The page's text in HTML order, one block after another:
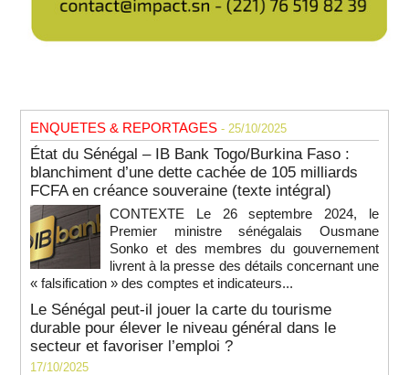
ENQUETES & REPORTAGES - 25/10/2025
État du Sénégal – IB Bank Togo/Burkina Faso :
blanchiment d’une dette cachée de 105 milliards
FCFA en créance souveraine (texte intégral)
CONTEXTE Le 26 septembre 2024, le
Premier ministre sénégalais Ousmane
Sonko et des membres du gouvernement
livrent à la presse des détails concernant une
« falsification » des comptes et indicateurs...
Le Sénégal peut-il jouer la carte du tourisme
durable pour élever le niveau général dans le
secteur et favoriser l’emploi ?
17/10/2025